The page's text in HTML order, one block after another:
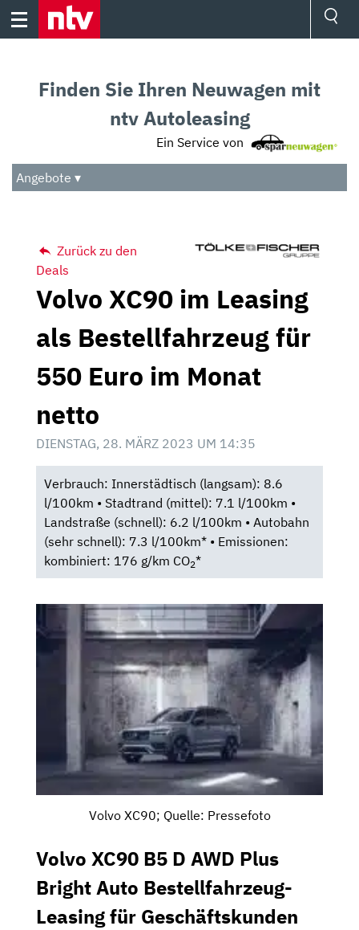
Skip
Audio
Das Beste
Finden Sie Ihren Neuwagen mit
ntv Autoleasing
Ein Service von
Angebote ▾
Zurück zu den
Deals
Volvo XC90 im Leasing
als Bestellfahrzeug für
550 Euro im Monat
netto
DIENSTAG, 28. MÄRZ 2023 UM 14:35
Verbrauch: Innerstädtisch (langsam): 8.6
l/100km • Stadtrand (mittel): 7.1 l/100km •
Landstraße (schnell): 6.2 l/100km • Autobahn
(sehr schnell): 7.3 l/100km* • Emissionen:
kombiniert: 176 g/km CO2*
Volvo XC90; Quelle: Pressefoto
Volvo XC90 B5 D AWD Plus
Bright Auto Bestellfahrzeug-
Leasing für Geschäftskunden